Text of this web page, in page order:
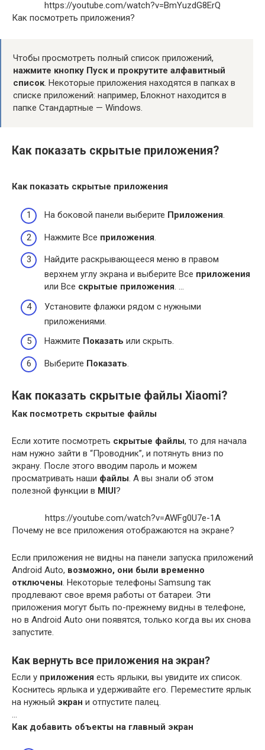
https://youtube.com/watch?v=BmYuzdG8ErQ
Как посмотреть приложения?
Чтобы просмотреть полный список приложений,
нажмите кнопку Пуск и прокрутите алфавитный
список. Некоторые приложения находятся в папках в
списке приложений: например, Блокнот находится в
папке Стандартные — Windows.
Как показать скрытые приложения?
Как показать скрытые приложения
На боковой панели выберите Приложения.
Нажмите Все приложения.
Найдите раскрывающееся меню в правом
верхнем углу экрана и выберите Все приложения
или Все скрытые приложения. …
Установите флажки рядом с нужными
приложениями.
Нажмите Показать или скрыть.
Выберите Показать.
Как показать скрытые файлы Xiaomi?
Как посмотреть скрытые файлы
Если хотите посмотреть скрытые файлы, то для начала
нам нужно зайти в “Проводник”, и потянуть вниз по
экрану. После этого вводим пароль и можем
просматривать наши файлы. А вы знали об этом
полезной функции в MIUI?
https://youtube.com/watch?v=AWFg0U7e-1A
Почему не все приложения отображаются на экране?
Если приложения не видны на панели запуска приложений
Android Auto, возможно, они были временно
отключены. Некоторые телефоны Samsung так
продлевают свое время работы от батареи. Эти
приложения могут быть по-прежнему видны в телефоне,
но в Android Auto они появятся, только когда вы их снова
запустите.
Как вернуть все приложения на экран?
Если у приложения есть ярлыки, вы увидите их список.
Коснитесь ярлыка и удерживайте его. Переместите ярлык
на нужный экран и отпустите палец.
…
Как добавить объекты на главный экран